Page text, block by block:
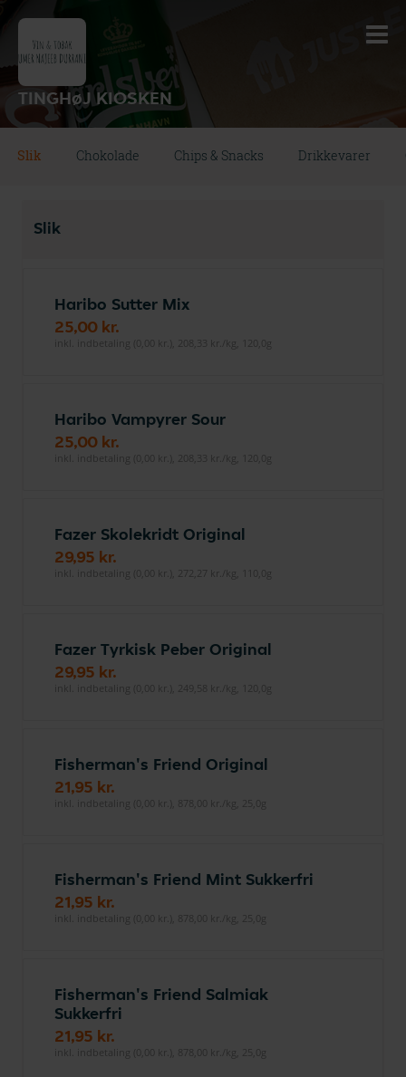
TINGHøJ KIOSKEN
Slik Chokolade Chips & Snacks Drikkevarer
Slik
Haribo Sutter Mix
25,00 kr.
inkl. indbetaling (0,00 kr.), 208,33 kr./kg, 120,0g
Haribo Vampyrer Sour
25,00 kr.
inkl. indbetaling (0,00 kr.), 208,33 kr./kg, 120,0g
Fazer Skolekridt Original
29,95 kr.
inkl. indbetaling (0,00 kr.), 272,27 kr./kg, 110,0g
Fazer Tyrkisk Peber Original
29,95 kr.
inkl. indbetaling (0,00 kr.), 249,58 kr./kg, 120,0g
Fisherman's Friend Original
21,95 kr.
inkl. indbetaling (0,00 kr.), 878,00 kr./kg, 25,0g
Fisherman's Friend Mint Sukkerfri
21,95 kr.
inkl. indbetaling (0,00 kr.), 878,00 kr./kg, 25,0g
Fisherman's Friend Salmiak
Sukkerfri
21,95 kr.
inkl. indbetaling (0,00 kr.), 878,00 kr./kg, 25,0g